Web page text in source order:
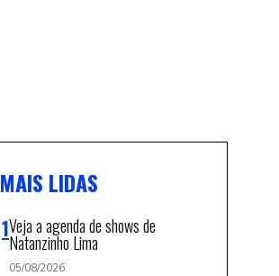
MAIS LIDAS
Veja a agenda de shows de
Natanzinho Lima
05/08/2026